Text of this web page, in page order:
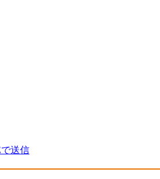
送信